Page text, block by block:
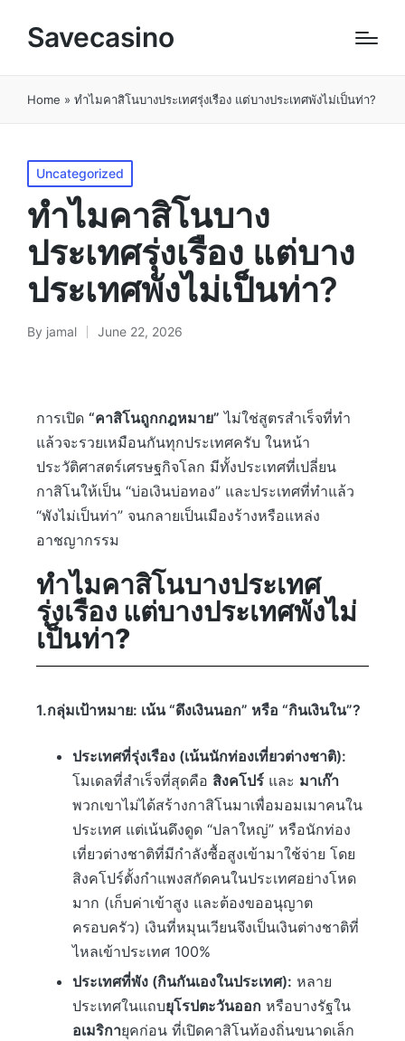
Savecasino
Home » ทำไมคาสิโนบางประเทศรุ่งเรือง แต่บางประเทศพังไม่เป็นท่า?
Uncategorized
ทำไมคาสิโนบาง
ประเทศรุ่งเรือง แต่บาง
ประเทศพังไม่เป็นท่า?
By jamal June 22, 2026
การเปิด “คาสิโนถูกกฎหมาย” ไม่ใช่สูตรสำเร็จที่ทำ
แล้วจะรวยเหมือนกันทุกประเทศครับ ในหน้า
ประวัติศาสตร์เศรษฐกิจโลก มีทั้งประเทศที่เปลี่ยน
กาสิโนให้เป็น “บ่อเงินบ่อทอง” และประเทศที่ทำแล้ว
“พังไม่เป็นท่า” จนกลายเป็นเมืองร้างหรือแหล่ง
อาชญากรรม
ทำไมคาสิโนบางประเทศ
รุ่งเรือง แต่บางประเทศพังไม่
เป็นท่า?
1.กลุ่มเป้าหมาย: เน้น “ดึงเงินนอก” หรือ “กินเงินใน”?
ประเทศที่รุ่งเรือง (เน้นนักท่องเที่ยวต่างชาติ):
โมเดลที่สำเร็จที่สุดคือ สิงคโปร์ และ มาเก๊า
พวกเขาไม่ได้สร้างกาสิโนมาเพื่อมอมเมาคนใน
ประเทศ แต่เน้นดึงดูด “ปลาใหญ่” หรือนักท่อง
เที่ยวต่างชาติที่มีกำลังซื้อสูงเข้ามาใช้จ่าย โดย
สิงคโปร์ตั้งกำแพงสกัดคนในประเทศอย่างโหด
มาก (เก็บค่าเข้าสูง และต้องขออนุญาต
ครอบครัว) เงินที่หมุนเวียนจึงเป็นเงินต่างชาติที่
ไหลเข้าประเทศ 100%
ประเทศที่พัง (กินกันเองในประเทศ): หลาย
ประเทศในแถบยุโรปตะวันออก หรือบางรัฐใน
อเมริกายุคก่อน ที่เปิดคาสิโนท้องถิ่นขนาดเล็ก